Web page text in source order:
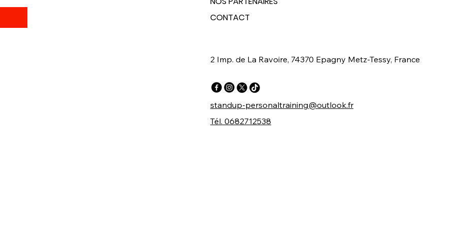
CONTACT
2 Imp. de La Ravoire, 74370 Epagny Metz-Tessy, France
standup-personaltraining@outlook.fr
Tél. 0682712538